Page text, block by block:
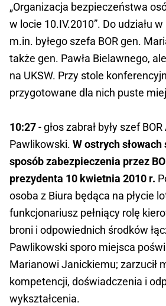
„Organizacja bezpieczeństwa
w locie 10.IV.2010”. Do udziału
m.in. byłego szefa BOR gen.
także gen. Pawła Bielawnego,
na UKSW. Przy stole
przygotowane dla nich puste
10:27- głos zabrał były szef
Pawlikowski. W ostrych
sposób zabezpieczenia przez
prezydenta 10 kwietnia 2010 r.
osoba z Biura będąca na płycie
funkcjonariusz pełniący rolę
broni i odpowiednich środków
Pawlikowski sporo miejsca
Marianowi Janickiemu; zarzucił
kompetencji, doświadczenia i
wykształcenia.